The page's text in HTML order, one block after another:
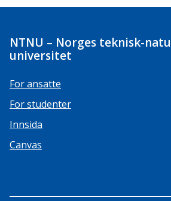
NTNU – Norges teknisk-
universitet
For ansatte
For studenter
Innsida
Canvas